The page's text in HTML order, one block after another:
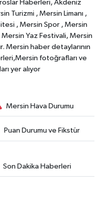
Haberleri, Akdeniz
Turizmi , Mersin Limanı ,
, Mersin Spor , Mersin
Mersin Yaz Festivali, Mersin
Mersin haber detaylarının
fotoğrafları ve
yer alıyor
Mersin Hava Durumu
Puan Durumu ve Fikstür
Son Dakika Haberleri